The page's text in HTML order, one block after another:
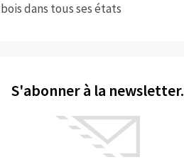
dans tous ses états
S'abonner à la newsletter.